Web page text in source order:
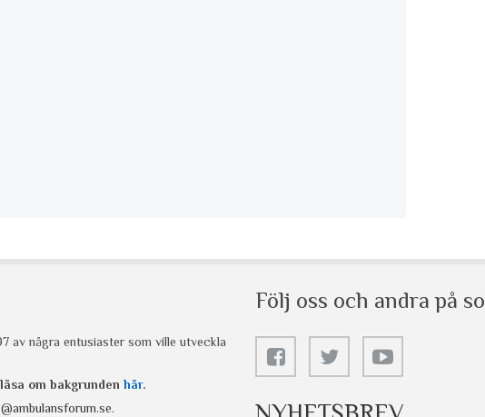
av några entusiaster som ville utveckla
om bakgrunden här.
.
Följ oss och andra på